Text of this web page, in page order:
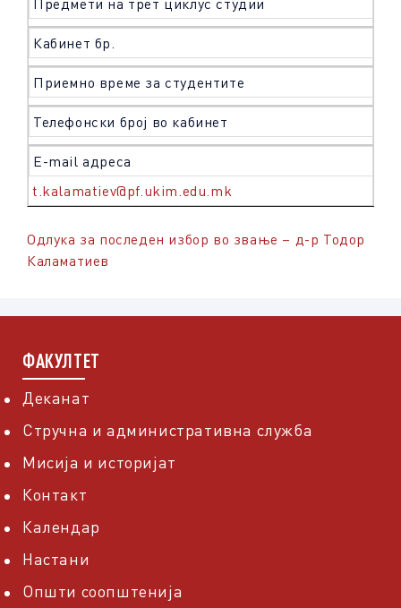
Предмети на трет циклус студии
Кабинет бр.
Приемно време за студентите
Телефонски број во кабинет
Е-mail адреса
t.kalamatiev@pf.ukim.edu.mk
Одлука за последен избор во звање – д-р Тодор
Каламатиев
ФАКУЛТЕТ
Деканат
Стручна и административна служба
Мисија и историјат
Контакт
Календар
Настани
Општи соопштенија